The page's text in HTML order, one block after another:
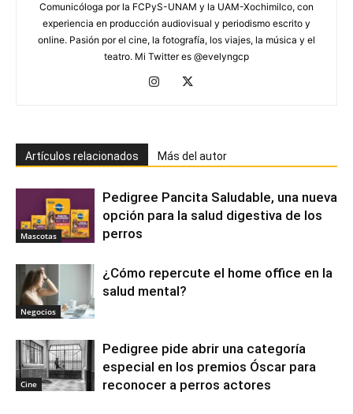
Comunicóloga por la FCPyS-UNAM y la UAM-Xochimilco, con
experiencia en producción audiovisual y periodismo escrito y
online. Pasión por el cine, la fotografía, los viajes, la música y el
teatro. Mi Twitter es @evelyngcp
Artículos relacionados Más del autor
Mascotas
Pedigree Pancita Saludable, una nueva
opción para la salud digestiva de los
perros
Negocios
¿Cómo repercute el home office en la
salud mental?
Cine
Pedigree pide abrir una categoría
especial en los premios Óscar para
reconocer a perros actores